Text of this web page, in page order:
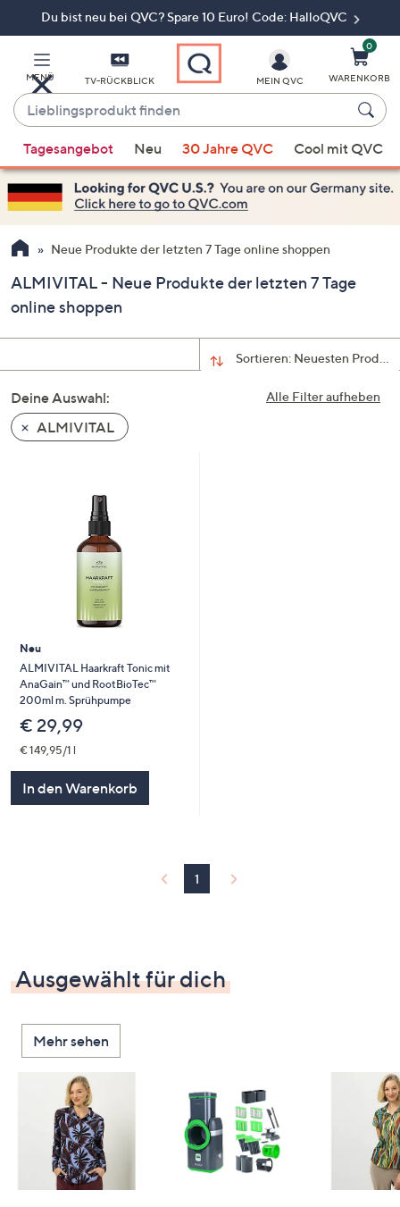
Du bist neu bei QVC? Spare 10 Euro! Code: HalloQVC
MENÜ TV-RÜCKBLICK
Lieblingsprodukt
finden
Vorschläge
verfügbar
sind,
verwenden
Sie
Pfeiltasten
nach
nach
unten
oder
wischen
diese
anzuzeigen.
MEIN QVC
0
WARENKORB
Tagesangebot Neu 30 Jahre QVC Cool mit QVC
Neue Produkte der letzten 7 Tage online shoppen
ALMIVITAL - Neue Produkte der letzten 7 Tage
online shoppen
Sortieren: Neuesten
Alle Filter aufheben
Deine Auswahl:
ALMIVITAL
Neu
ALMIVITAL Haarkraft Tonic mit
AnaGain™ und RootBioTec™
200ml m. Sprühpumpe
€ 29,99
€ 149,95/1 l
In den Warenkorb
1
Ausgewählt für dich
Mehr sehen